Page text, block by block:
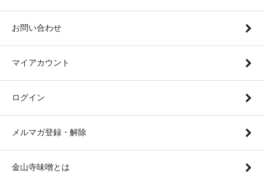
お問い合わせ
マイアカウント
ログイン
メルマガ登録・解除
金山寺味噌とは